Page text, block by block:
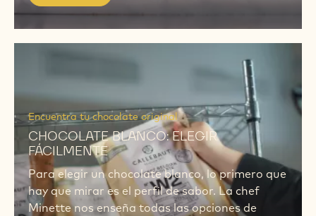
Encuentra tu chocolate original
CHOCOLATE BLANCO: ELEGIR
FÁCILMENTE
Para elegir un chocolate blanco, lo primero que
hay que mirar es el perfil de sabor. La chef
Minette nos enseña todas las opciones de
Ver
el
vídeo